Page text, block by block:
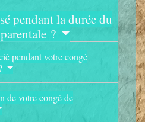
pendant la durée du
?
pendant votre congé
de votre congé de